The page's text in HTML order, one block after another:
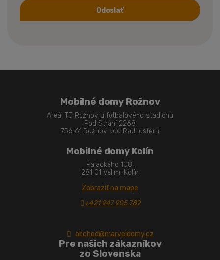
Odoslať
Mobilné domy Rožnov
Areál TJ Rožnov u fotbalového stadionu
Pod Strání 2268
756 61 Rožnov pod Radhoštěm
Mobilné domy Kolín
Palackého 108,
281 01 Velim, Kolín
Zobraziť na mape
+421 947 905 789
obchod@marveldomy.cz
Pre našich zákazníkov
zo Slovenska